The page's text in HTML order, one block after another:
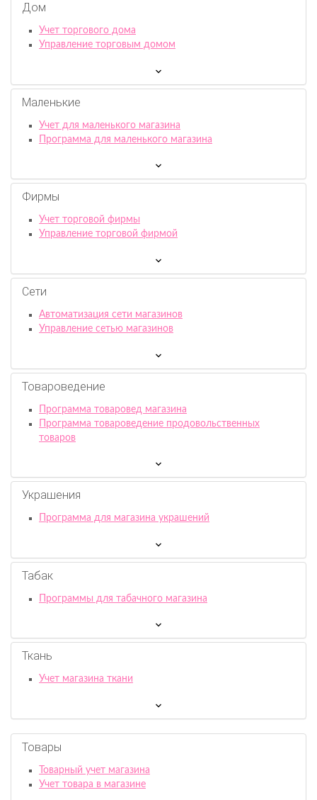
Дом
Учет торгового дома
Управление торговым домом
Маленькие
Учет для маленького магазина
Программа для маленького магазина
Фирмы
Учет торговой фирмы
Управление торговой фирмой
Сети
Автоматизация сети магазинов
Управление сетью магазинов
Товароведение
Программа товаровед магазина
Программа товароведение продовольственных
товаров
Украшения
Программа для магазина украшений
Табак
Программы для табачного магазина
Ткань
Учет магазина ткани
Товары
Товарный учет магазина
Учет товара в магазине